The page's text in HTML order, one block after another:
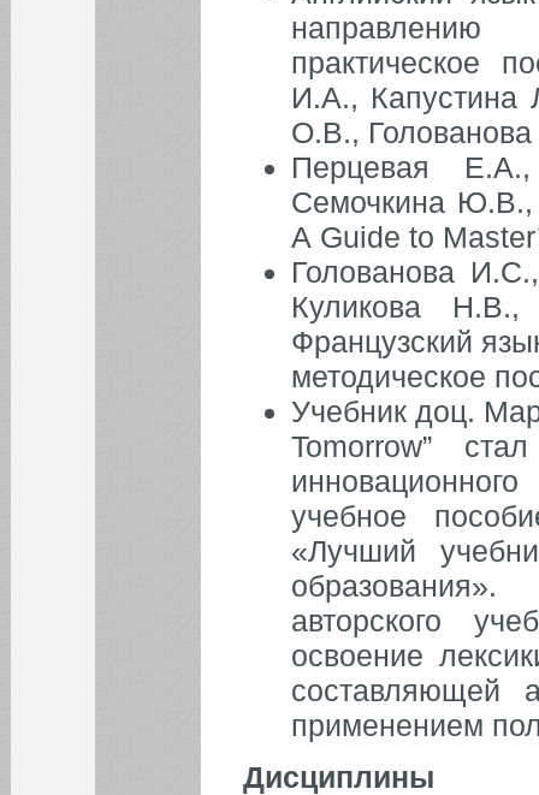
практическое
И.А., Капустина
О.В.,
Перцевая
Семочкина
A Guide to
Голованова
Куликова
Французский
методическое
Учебник доц.
Tomorrow”
учебное
«Лучший
авторского
освоение
составляющей
применением
Дисциплины